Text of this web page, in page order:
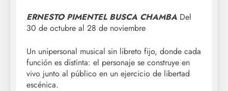
ERNESTO PIMENTEL BUSCA CHAMBA Del
30 de octubre al 28 de noviembre
Un unipersonal musical sin libreto fijo, donde cada
función es distinta: el personaje se construye en
vivo junto al público en un ejercicio de libertad
escénica.